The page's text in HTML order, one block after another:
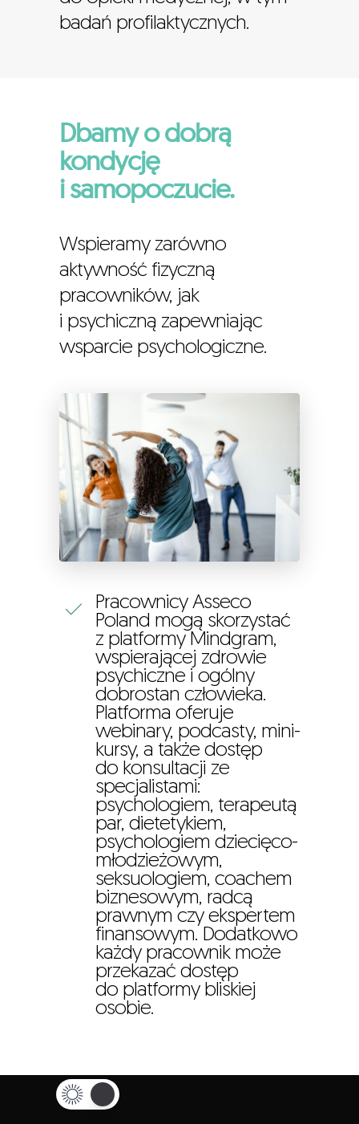
badań profilaktycznych.
Dbamy o dobrą
kondycję
i samopoczucie.
Wspieramy zarówno
aktywność fizyczną
pracowników, jak
i psychiczną zapewniając
wsparcie psychologiczne.
Pracownicy Asseco
Poland mogą skorzystać
z platformy Mindgram,
wspierającej zdrowie
psychiczne i ogólny
dobrostan człowieka.
Platforma oferuje
webinary, podcasty, mini-
kursy, a także dostęp
do konsultacji ze
specjalistami:
psychologiem, terapeutą
par, dietetykiem,
psychologiem dziecięco-
młodzieżowym,
seksuologiem, coachem
biznesowym, radcą
prawnym czy ekspertem
finansowym. Dodatkowo
każdy pracownik może
przekazać dostęp
do platformy bliskiej
osobie.